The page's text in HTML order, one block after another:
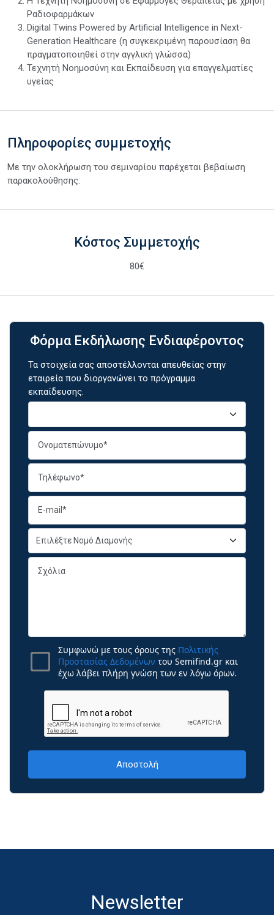
Ραδιοφαρμάκων
Digital Twins Powered by Artificial Intelligence in Next-
Generation Healthcare (η συγκεκριμένη παρουσίαση θα
πραγματοποιηθεί στην αγγλική γλώσσα)
Τεχνητή Νοημοσύνη και Εκπαίδευση για επαγγελματίες
υγείας
Πληροφορίες συμμετοχής
Με την ολοκλήρωση του σεμιναρίου παρέχεται βεβαίωση
παρακολούθησης.
Κόστος Συμμετοχής
80€
Φόρμα Εκδήλωσης Ενδιαφέροντος
Τα στοιχεία σας αποστέλλονται απευθείας στην
εταιρεία που διοργανώνει το πρόγραμμα
εκπαίδευσης.
Συμφωνώ με τους όρους της Πολιτικής
Προστασίας Δεδομένων του Semifind.gr και
έχω λάβει πλήρη γνώση των εν λόγω όρων.
Newsletter